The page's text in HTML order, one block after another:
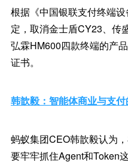
根据《中国银联支付终端
定，取消金士盾CY23、传
弘霖HM600四款终端的产
证书。
韩歆毅：智能体商业与支
蚂蚁集团CEO韩歆毅认为
要牢牢抓住Agent和Token